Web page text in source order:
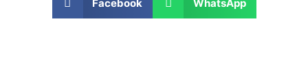
Facebook WhatsApp